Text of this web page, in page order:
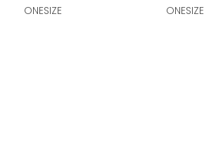
ONESIZE ONESIZE